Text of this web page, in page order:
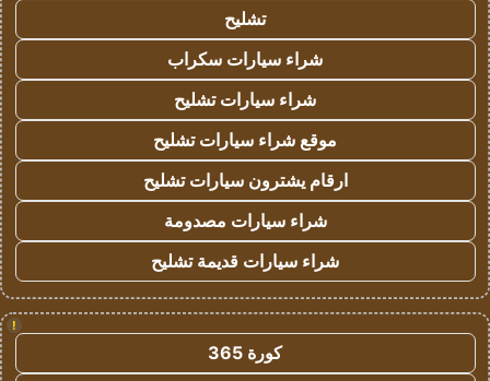
تشليح
شراء سيارات سكراب
شراء سيارات تشليح
موقع شراء سيارات تشليح
ارقام يشترون سيارات تشليح
شراء سيارات مصدومة
شراء سيارات قديمة تشليح
!
كورة 365